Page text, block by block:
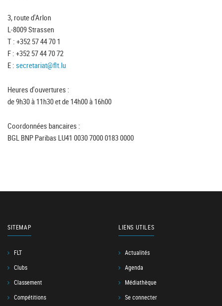
3, route d'Arlon
L-8009 Strassen
T : +352 57 44 70 1
F : +352 57 44 70 72
E : secretariat@flt.lu
Heures d'ouvertures :
de 9h30 à 11h30 et de 14h00 à 16h00
Coordonnées bancaires :
BGL BNP Paribas LU41 0030 7000 0183 0000
SITEMAP
FLT
Clubs
Classement
Compétitions
LIENS UTILES
Actualités
Agenda
Médiathèque
Se connecter